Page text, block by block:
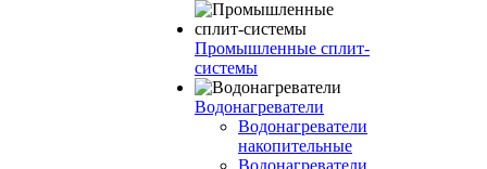
Промышленные сплит-
системы
Водонагреватели
Водонагреватели
накопительные
Водонагреватели